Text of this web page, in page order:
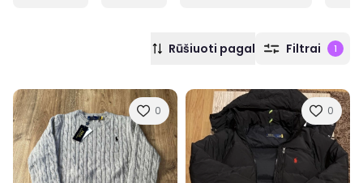
Rūšiuoti pagal Filtrai 1
0 0